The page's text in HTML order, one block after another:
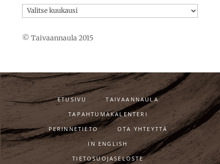
Kirjoitusarkisto
© Taivaannaula 2015
ETUSIVU
TAIVAANNAULA
TAPAHTUMAKALENTERI
PERINNETIETO
OTA YHTEYTTÄ
IN ENGLISH
TIETOSUOJASELOSTE